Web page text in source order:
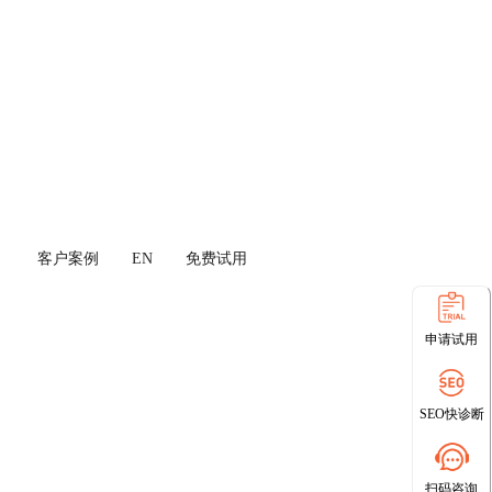
客户案例 EN 免费试用
申请试用
SEO快诊断
扫码咨询